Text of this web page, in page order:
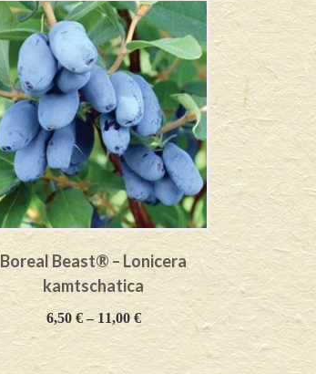
Boreal Beast® – Lonicera
kamtschatica
6,50 €–11,00€
Boreal